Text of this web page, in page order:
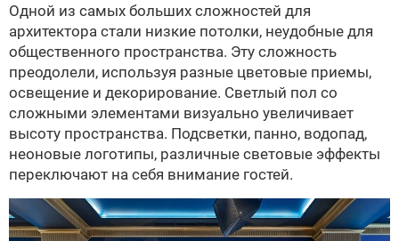
Одной из самых больших сложностей для
архитектора стали низкие потолки, неудобные для
общественного пространства. Эту сложность
преодолели, используя разные цветовые приемы,
освещение и декорирование. Светлый пол со
сложными элементами визуально увеличивает
высоту пространства. Подсветки, панно, водопад,
неоновые логотипы, различные световые эффекты
переключают на себя внимание гостей.